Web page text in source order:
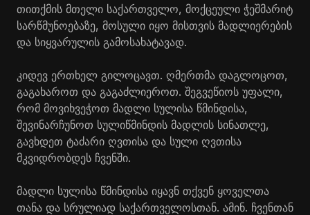
თითქმის მთელი საქართველო, მოქცეული ჭეშმარიტ
სარწმუნოებაზე, მოსული იყო მისთვის მადლიერების
და სიყვარულის გამოსახატავად.
კიდევ ერთხელ გილოცავთ. ღმერთმა დაგლოცოთ,
გაგახაროთ და გაგაძლიეროთ. შეგვეწიოს უფალი,
რომ მოვიხვეჭოთ მადლი სულისა წმინდისა,
შევინარჩუნოთ სულიწმინდის მადლის სინათლე,
გავხდეთ ტაძარი ღვთისა და სული ღვთისა
მკვიდრობდეს ჩვენში.
მადლი სულისა წმინდისა იყავნ თქვენ ყოველთა
თანა და სრულიად საქართველოსთან. ამინ. ჩვენთან